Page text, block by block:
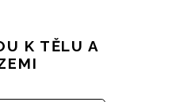
K TĚLU A